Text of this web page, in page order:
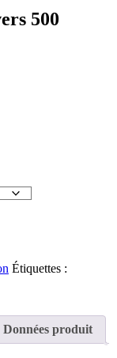
500
Étiquettes :
Données produit